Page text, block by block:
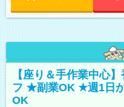
【座り＆手作業中心
フ ★副業OK ★週1日
OK